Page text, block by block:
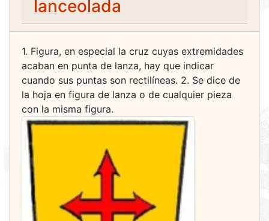
lanceolada
1. Figura, en especial la cruz cuyas extremidades
acaban en punta de lanza, hay que indicar
cuando sus puntas son rectilíneas. 2. Se dice de
la hoja en figura de lanza o de cualquier pieza
con la misma figura.